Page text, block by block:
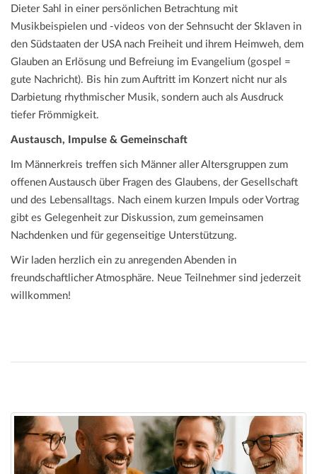
Dieter Sahl in einer persönlichen Betrachtung mit
Musikbeispielen und -videos von der Sehnsucht der Sklaven in
den Südstaaten der USA nach Freiheit und ihrem Heimweh, dem
Glauben an Erlösung und Befreiung im Evangelium (gospel =
gute Nachricht). Bis hin zum Auftritt im Konzert nicht nur als
Darbietung rhythmischer Musik, sondern auch als Ausdruck
tiefer Frömmigkeit.
Austausch, Impulse & Gemeinschaft
Im Männerkreis treffen sich Männer aller Altersgruppen zum
offenen Austausch über Fragen des Glaubens, der Gesellschaft
und des Lebensalltags. Nach einem kurzen Impuls oder Vortrag
gibt es Gelegenheit zur Diskussion, zum gemeinsamen
Nachdenken und für gegenseitige Unterstützung.
Wir laden herzlich ein zu anregenden Abenden in
freundschaftlicher Atmosphäre. Neue Teilnehmer sind jederzeit
willkommen!